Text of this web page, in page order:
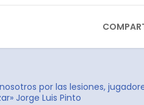
por las lesiones,
Jorge Luis Pinto